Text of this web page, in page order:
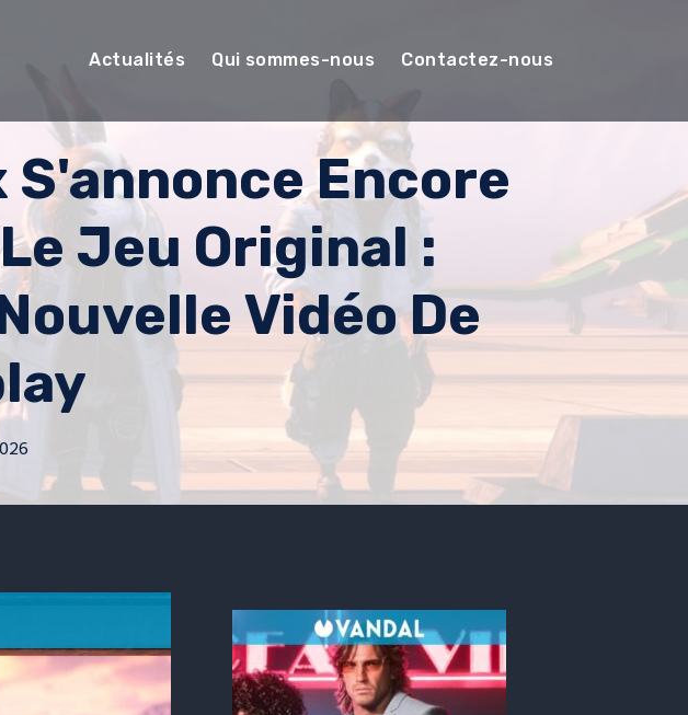
Actualités Qui sommes-nous Contactez-nous
S'annonce Encore
Jeu Original :
Vidéo De